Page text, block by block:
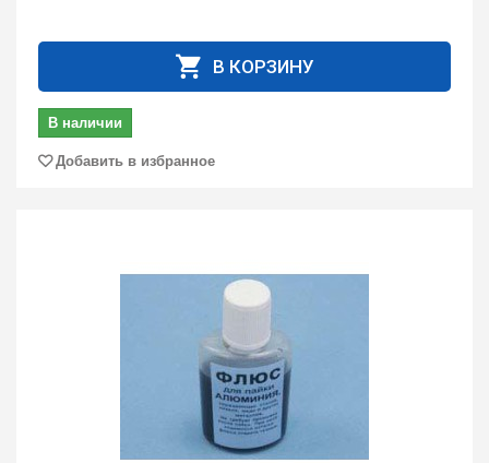
В КОРЗИНУ
В наличии
Добавить в избранное